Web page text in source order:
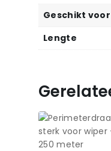
Geschikt voor
Lengte